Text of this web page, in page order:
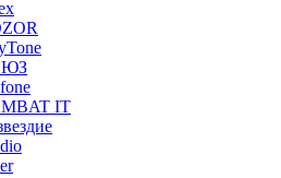
IT